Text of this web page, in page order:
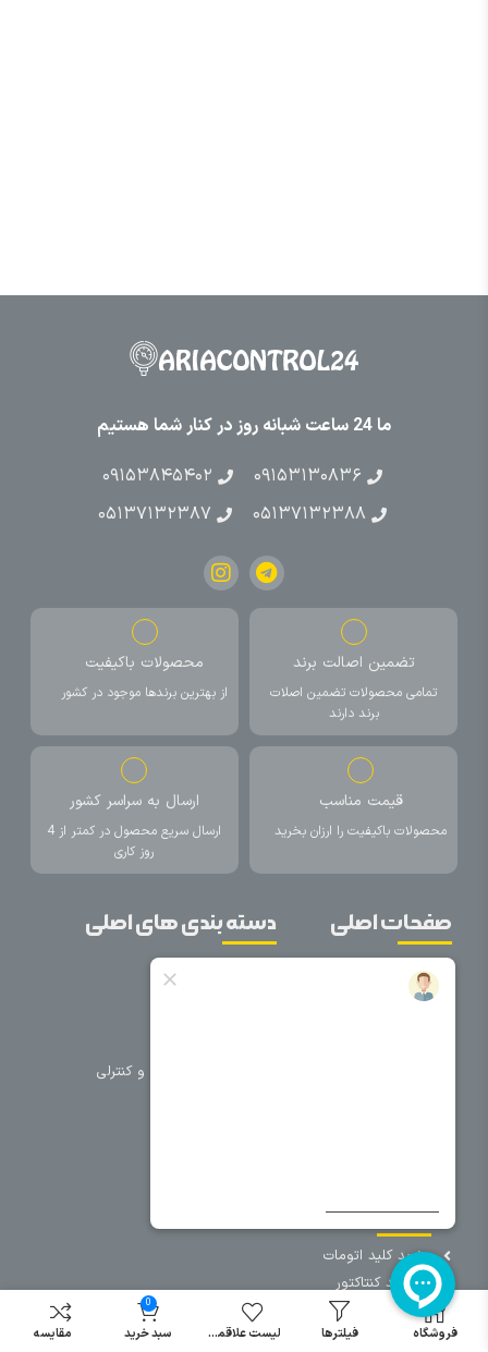
ما 24 ساعت شبانه روز در کنار شما هستیم
۰۹۱۵۳۱۳۰۸۳۶
۰۹۱۵۳۸۴۵۴۰۲
۰۵۱۳۷۱۳۲۳۸۸
۰۵۱۳۷۱۳۲۳۸۷
تضمین اصالت برند
تمامی محصولات تضمین اصلات
برند دارند
محصولات باکیفیت
از بهترین برندها موجود در کشور
قیمت مناسب
محصولات باکیفیت را ارزان بخرید
ارسال به سراسر کشور
ارسال سریع محصول در کمتر از 4
روز کاری
صفحات اصلی
خانه
دسته بندی های اصلی
تجهیزات حفاظتی و کنترلی
سایر دسته بندی ها
خرید کلید اتومات
خرید کنتاکتور
خرید فیوز
مینیاتوری
فروشگاه فیلترها لیست علاقمندی
0
سبد خرید مقایسه